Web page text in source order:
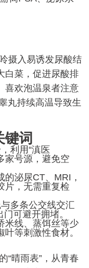
摄入易诱发尿酸结
白菜，促进尿酸排
喜欢泡温泉者注意
丸持续高温导致生
键词
利用“滇医
家号源，避免空
泌尿CT、MRI，
片，无需重复检
多条公交线交汇
可避开拥堵。
米线、蒸饵丝等少
等刺激性食材。
“晴雨表”，从青春